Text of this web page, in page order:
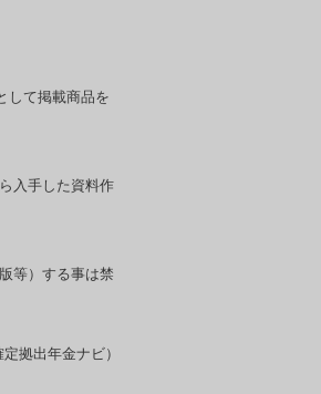
して掲載商品を
入手した資料作
等）する事は禁
拠出年金ナビ）